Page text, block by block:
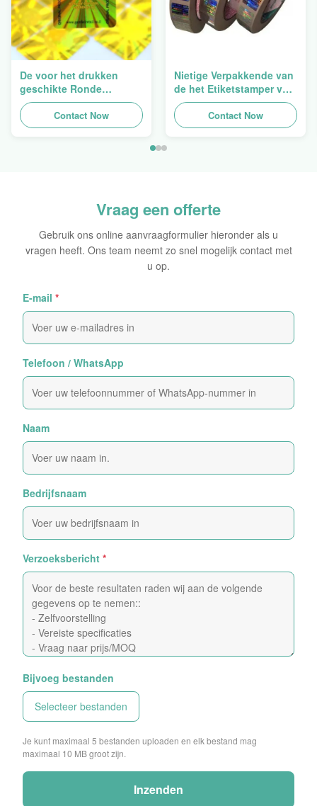
De voor het drukken
geschikte Ronde
Verpakkende
Holografische
Zelfklevende Bladen van
Contact Now
Nietige Verpakkende van
de het Etiketstamper van
de Hologramveiligheid
Duidelijke het
Hologramsticker Logo
Contact Now
Vraag een offerte
Gebruik ons online aanvraagformulier hieronder als u
vragen heeft. Ons team neemt zo snel mogelijk contact met
u op.
E-mail *
Telefoon / WhatsApp
Naam
Bedrijfsnaam
Verzoeksbericht *
Bijvoeg bestanden
Selecteer bestanden
Je kunt maximaal 5 bestanden uploaden en elk bestand mag
maximaal 10 MB groot zijn.
Inzenden